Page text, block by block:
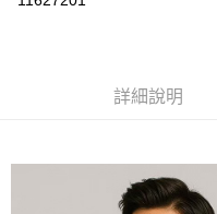
詳細說明